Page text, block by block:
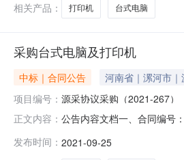
相关产品：
打印机 台式电脑
采购台式电脑及打印机
中标｜合同公告 河南省｜漯河市｜
项目编号： 源采协议采购（2021-267）
正文内容： 公告内容文档一、合同编号
河白领计算机有限公司企业
发布时间： 2021-09-25